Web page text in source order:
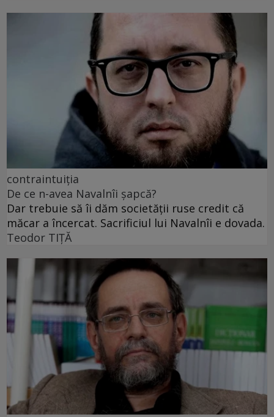
contraintuiția
De ce n-avea Navalnîi șapcă?
Dar trebuie să îi dăm societății ruse credit că
măcar a încercat. Sacrificiul lui Navalnîi e dovada.
Teodor TIŢĂ